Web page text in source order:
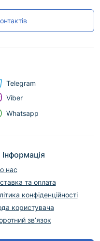
Інформація
нас
та оплата
конфіденційності
користувача
зв’язок
Telegram
Viber
Whatsapp